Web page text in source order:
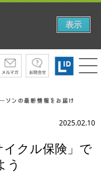
2025.02.10
クル保険」で
う
表示